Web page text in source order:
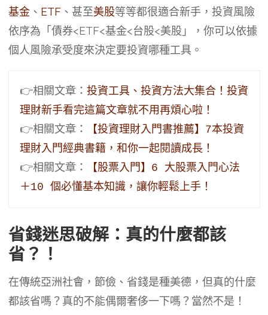
基金、 ETF、甚至美股等等都很適合新手，投資風險
依序為「債券<ETF<基金<台股<美股」，你可以依據
個人風險承受度來決定要投資哪種工具。
👉相關文章： 投資工具、投資方法大集合！投資
理財新手看完這篇文章就不用再煩心啦！
👉相關文章：
【投資理財入門書推薦】7本投資
理財入門經典書籍，和你一起閱讀成長！
👉相關文章：
【股票入門】6 大股票入門心法
＋10 個必懂基本知識，讓你輕鬆上手！
省錢迷思破解：真的什麼都該
省？！
在傳統亞洲社會，節儉、省錢是種美德，但真的什麼
都該省嗎？真的不能偶爾奢侈一下嗎？當然不是！